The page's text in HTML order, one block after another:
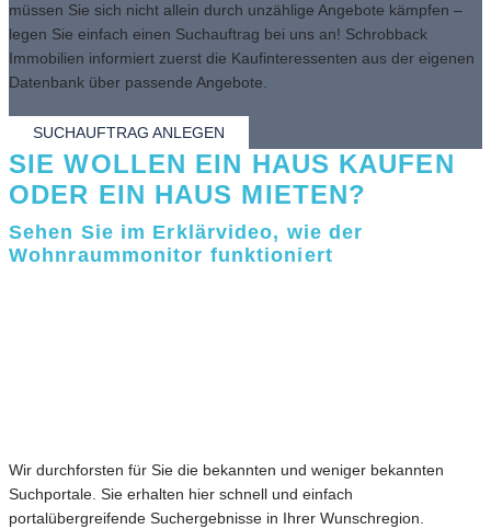
müssen Sie sich nicht allein durch unzählige Angebote kämpfen –
legen Sie einfach einen Suchauftrag bei uns an! Schrobback
Immobilien informiert zuerst die Kaufinteressenten aus der eigenen
Datenbank über passende Angebote.
SUCHAUFTRAG ANLEGEN
SIE WOLLEN EIN HAUS KAUFEN
ODER EIN HAUS MIETEN?
Sehen Sie im Erklärvideo, wie der
Wohnraummonitor funktioniert
Wir durchforsten für Sie die bekannten und weniger bekannten
Suchportale. Sie erhalten hier schnell und einfach
portalübergreifende Suchergebnisse in Ihrer Wunschregion.